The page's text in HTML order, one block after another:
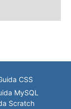
CSS
MySQL
Scratch